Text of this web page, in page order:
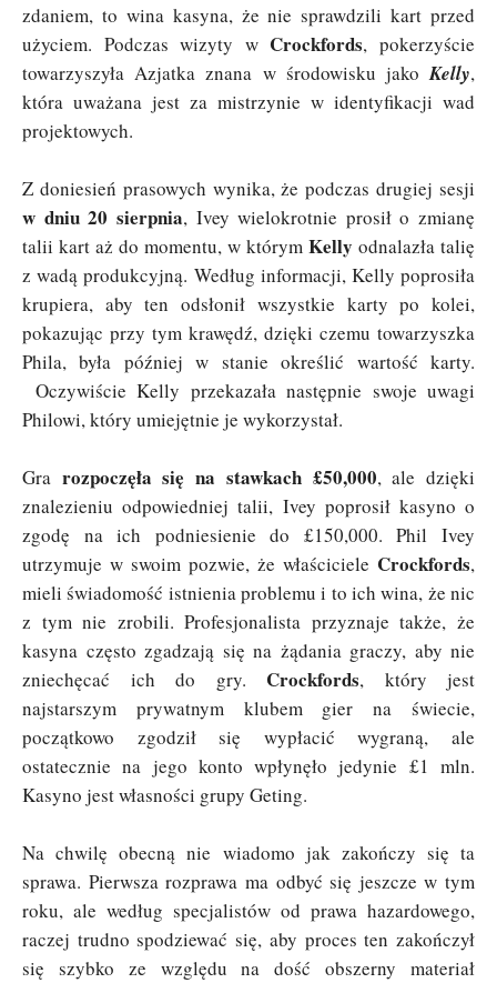
zdaniem, to wina kasyna, że nie sprawdzili kart przed
użyciem. Podczas wizyty w Crockfords, pokerzyście
towarzyszyła Azjatka znana w środowisku jakoKelly,
która uważana jest za mistrzynie w identyfikacji wad
projektowych.
Z doniesień prasowych wynika, że podczas drugiej sesji
w dniu 20 sierpnia, Ivey wielokrotnie prosił o zmianę
talii kart aż do momentu, w którym Kelly odnalazła talię
z wadą produkcyjną. Według informacji, Kelly poprosiła
krupiera, aby ten odsłonił wszystkie karty po kolei,
pokazując przy tym krawędź, dzięki czemu towarzyszka
Phila, była później w stanie określić wartość karty.
Oczywiście Kelly przekazała następnie swoje uwagi
Philowi, który umiejętnie je wykorzystał.
Gra rozpoczęła się na stawkach £50,000, ale dzięki
znalezieniu odpowiedniej talii, Ivey poprosił kasyno o
zgodę na ich podniesienie do £150,000. Phil Ivey
utrzymuje w swoim pozwie, że właściciele Crockfords,
mieli świadomość istnienia problemu i to ich wina, że nic
z tym nie zrobili. Profesjonalista przyznaje także, że
kasyna często zgadzają się na żądania graczy, aby nie
zniechęcać ich do gry. Crockfords, który jest
najstarszym prywatnym klubem gier na świecie,
początkowo zgodził się wypłacić wygraną, ale
ostatecznie na jego konto wpłynęło jedynie £1 mln.
Kasyno jest własności grupy Geting.
Na chwilę obecną nie wiadomo jak zakończy się ta
sprawa. Pierwsza rozprawa ma odbyć się jeszcze w tym
roku, ale według specjalistów od prawa hazardowego,
raczej trudno spodziewać się, aby proces ten zakończył
się szybko ze względu na dość obszerny materiał